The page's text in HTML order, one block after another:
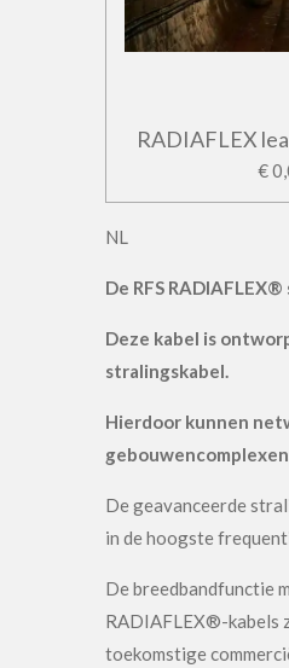
RADIAFLEX
€
NL
De RFS
Deze kabel is
stralingskabel.
Hierdoor kunnen
De geavanceerde
in de hoogste
De breedbandfunctie
RADIAFLEX®-kabels
toekomstige